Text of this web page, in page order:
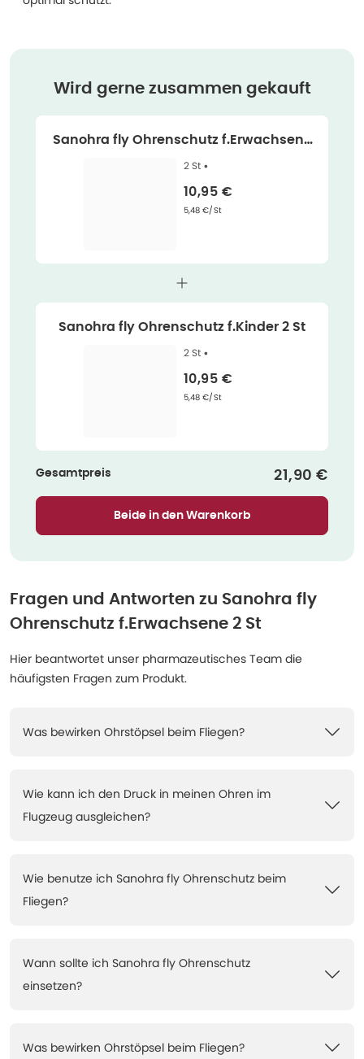
Wird gerne zusammen gekauft
Sanohra fly Ohrenschutz f.Erwachsene
2 St2 St •
Verkaufspreis
10,95 €
Grundpreis
5,48 €/St
Sanohra fly Ohrenschutz f.Kinder 2 St
2 St •
Verkaufspreis
10,95 €
Grundpreis
5,48 €/St
Gesamtpreis 21,90 €
Beide in den Warenkorb
Fragen und Antworten zu Sanohra fly
Ohrenschutz f.Erwachsene 2 St
Hier beantwortet unser pharmazeutisches Team die
häufigsten Fragen zum Produkt.
Was bewirken Ohrstöpsel beim Fliegen?
Wie kann ich den Druck in meinen Ohren im
Flugzeug ausgleichen?
Wie benutze ich Sanohra fly Ohrenschutz beim
Fliegen?
Wann sollte ich Sanohra fly Ohrenschutz
einsetzen?
Was bewirken Ohrstöpsel beim Fliegen?